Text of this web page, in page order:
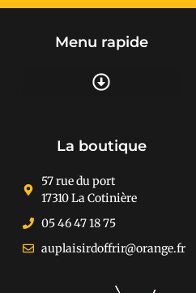
Menu rapide
La boutique
57 rue du port
17310 La Cotinière
05 46 47 18 75
auplaisirdoffrir@orange.fr